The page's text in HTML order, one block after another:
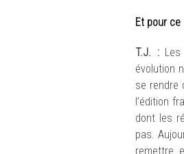
Et pour ce
T.J. :Les
évolution
se rendre
l’édition
dont les
pas.
remettre